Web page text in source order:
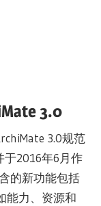
3.0
3.0规范
于2016年6月作
的新功能包括
能力、资源和